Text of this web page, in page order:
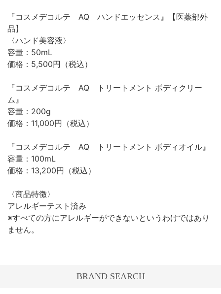
『コスメデコルテ AQ ハンドエッセンス』【医薬部外
品】
〈ハンド美容液〉
容量：50mL
価格：5,500円（税込）
『コスメデコルテ AQ トリートメント ボディクリー
ム』
容量：200g
価格：11,000円（税込）
『コスメデコルテ AQ トリートメント ボディオイル』
容量：100mL
価格：13,200円（税込）
〈商品特徴〉
アレルギーテスト済み
※すべての方にアレルギーができないというわけではあり
ません。
BRAND SEARCH